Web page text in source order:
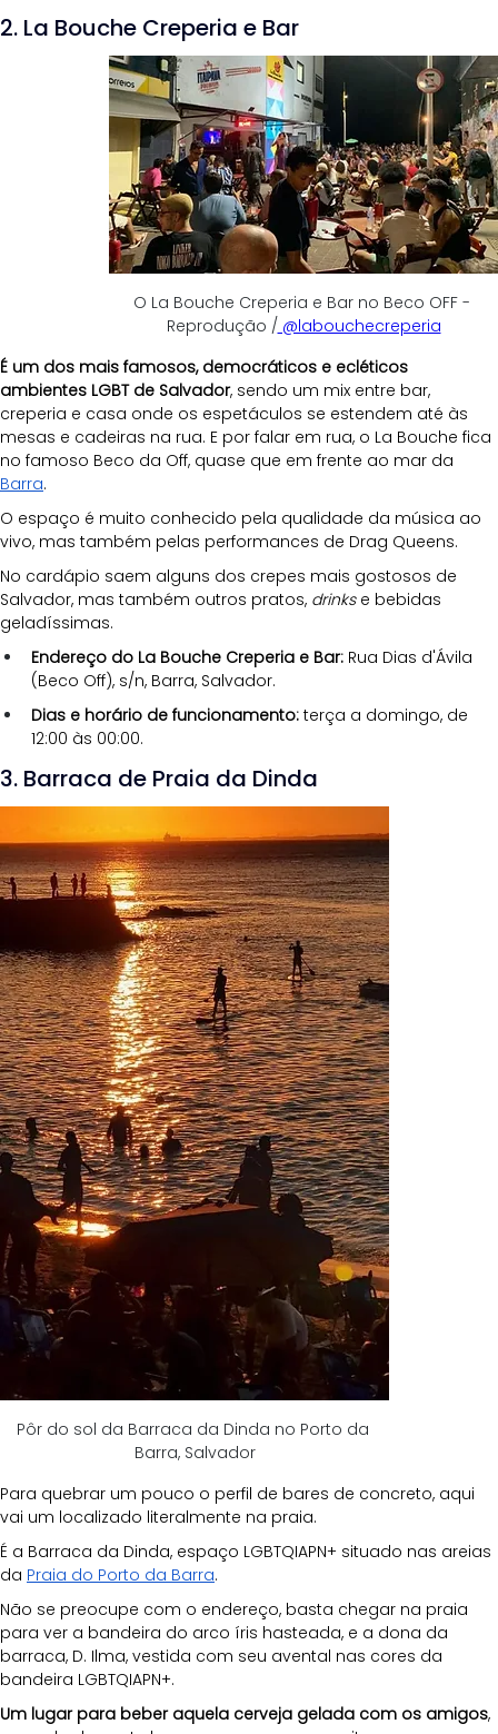
2. La Bouche Creperia e Bar
O La Bouche Creperia e Bar no Beco OFF -
Reprodução / @labouchecreperia
É um dos mais famosos, democráticos e ecléticos
ambientes LGBT de Salvador, sendo um mix entre bar,
creperia e casa onde os espetáculos se estendem até às
mesas e cadeiras na rua. E por falar em rua, o La Bouche fica
no famoso Beco da Off, quase que em frente ao mar da
Barra.
O espaço é muito conhecido pela qualidade da música ao
vivo, mas também pelas performances de Drag Queens.
No cardápio saem alguns dos crepes mais gostosos de
Salvador, mas também outros pratos, drinks e bebidas
geladíssimas.
Endereço do La Bouche Creperia e Bar: Rua Dias d'Ávila
(Beco Off), s/n, Barra, Salvador.
Dias e horário de funcionamento: terça a domingo, de
12:00 às 00:00.
3. Barraca de Praia da Dinda
Pôr do sol da Barraca da Dinda no Porto da
Barra, Salvador
Para quebrar um pouco o perfil de bares de concreto, aqui
vai um localizado literalmente na praia.
É a Barraca da Dinda, espaço LGBTQIAPN+ situado nas areias
da Praia do Porto da Barra.
Não se preocupe com o endereço, basta chegar na praia
para ver a bandeira do arco íris hasteada, e a dona da
barraca, D. Ilma, vestida com seu avental nas cores da
bandeira LGBTQIAPN+.
Um lugar para beber aquela cerveja gelada com os amigos,